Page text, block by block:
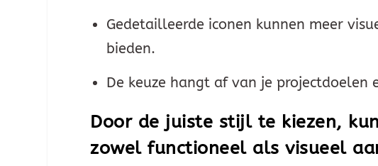
Gedetailleerde iconen kunnen meer
bieden.
De keuze hangt af van je projectdoelen
Door de juiste stijl te kiezen,
zowel functioneel als visueel